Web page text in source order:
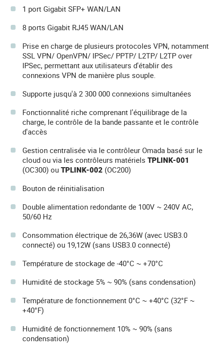
1 port Gigabit SFP+ WAN/LAN
8 ports Gigabit RJ45 WAN/LAN
Prise en charge de plusieurs protocoles VPN, notamment
SSL VPN/ OpenVPN/ IPSec/ PPTP/ L2TP/ L2TP over
IPSec, permettant aux utilisateurs d'établir des
connexions VPN de manière plus souple.
Supporte jusqu'à 2 300 000 connexions simultanées
Fonctionnalité riche comprenant l'équilibrage de la
charge, le contrôle de la bande passante et le contrôle
d'accès
Gestion centralisée via le contrôleur Omada basé sur le
cloud ou via les contrôleurs matériels TPLINK-001
(OC300) ou TPLINK-002 (OC200)
Bouton de réinitialisation
Double alimentation redondante de 100V ~ 240V AC,
50/60 Hz
Consommation électrique de 26,36W (avec USB3.0
connecté) ou 19,12W (sans USB3.0 connecté)
Température de stockage de -40°C ~ +70°C
Humidité de stockage 5% ~ 90% (sans condensation)
Température de fonctionnement 0°C ~ +40°C (32°F ~
+40°F)
Humidité de fonctionnement 10% ~ 90% (sans
condensation)